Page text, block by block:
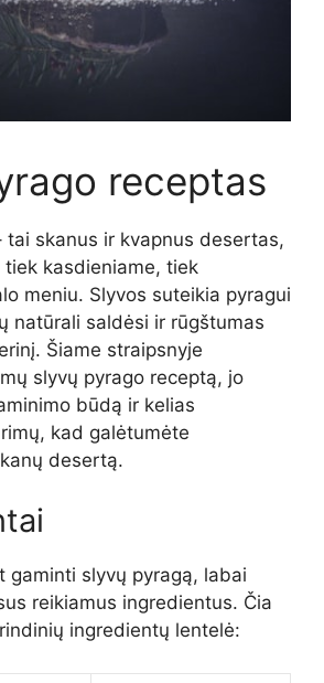
receptas
tai skanus ir kvapnus desertas,
kasdieniame, tiek
meniu. Slyvos suteikia pyragui
natūrali saldėsi ir rūgštumas
Šiame straipsnyje
slyvų pyrago receptą, jo
būdą ir kelias
kad galėtumėte
desertą.
gaminti slyvų pyragą, labai
reikiamus ingredientus. Čia
ingredientų lentelė: